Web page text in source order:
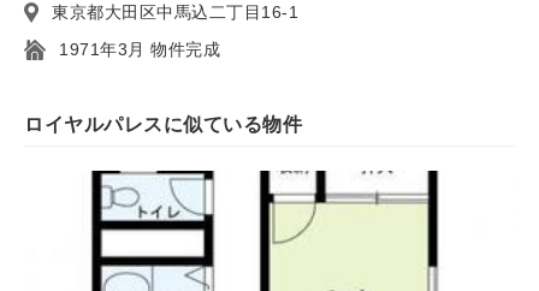
東京都大田区中馬込二丁目16-1
1971年3月 物件完成
ロイヤルパレスに似ている物件